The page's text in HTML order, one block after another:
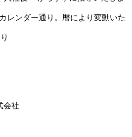
会社